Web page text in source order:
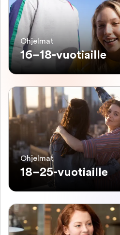
Ohjelmat
16–18-vuotiaille
Ohjelmat
18–25-vuotiaille